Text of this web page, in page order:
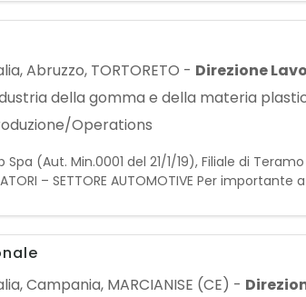
,Abruzzo, TORTORETO - Direzione
della gomma e della materia
Operations
Spa (Aut. Min.0001 del 21/1/19), Filiale di
– SETTORE AUTOMOTIVE Per
nella lavorazione del legno. Requisiti: -
,Campania, MARCIANISE (CE) -